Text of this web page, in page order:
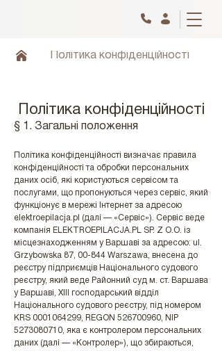
Політика конфіденційності
Політика конфіденційності
§ 1. Загальні положення
Політика конфіденційності визначає правила
конфіденційності та обробки персональних
даних осіб, які користуються сервісом та
послугами, що пропонуються через сервіс, який
функціонує в мережі Інтернет за адресою
elektroepilacja.pl (далі — «Сервіс»). Сервіс веде
компанія ELEKTROEPILACJA.PL SP. Z O.O. із
місцезнаходженням у Варшаві за адресою: ul.
Grzybowska 87, 00-844 Warszawa, внесена до
реєстру підприємців Національного судового
реєстру, який веде Районний суд м. ст. Варшава
у Варшаві, XIII господарський відділ
Національного судового реєстру, під номером
KRS 0001064299 , REGON 526700960 , NIP
5273080710 , яка є контролером персональних
даних (далі — «Контролер»), що збираються,